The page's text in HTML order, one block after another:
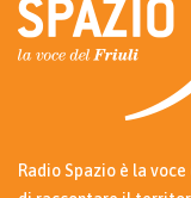
Radio Spazio è la